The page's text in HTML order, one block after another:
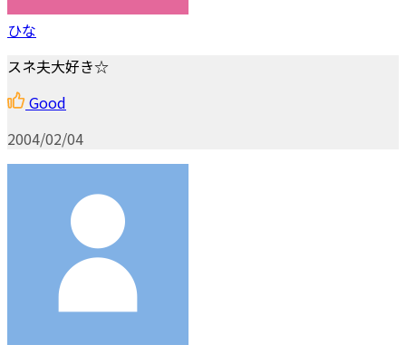
ひな
スネ夫大好き☆
Good
2004/02/04